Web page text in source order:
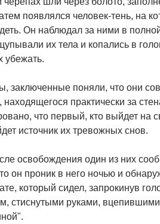
появлялся человек-тень, на
Он наблюдал за ними в
их тела и копались в
убежать.
заключенные поняли, что они
находящегося практически за
что первый, кто выйдет на
источник их тревожных снов.
освобождения один из них
он проник в него ночью и
который сидел, запрокинув
стиснутыми руками,